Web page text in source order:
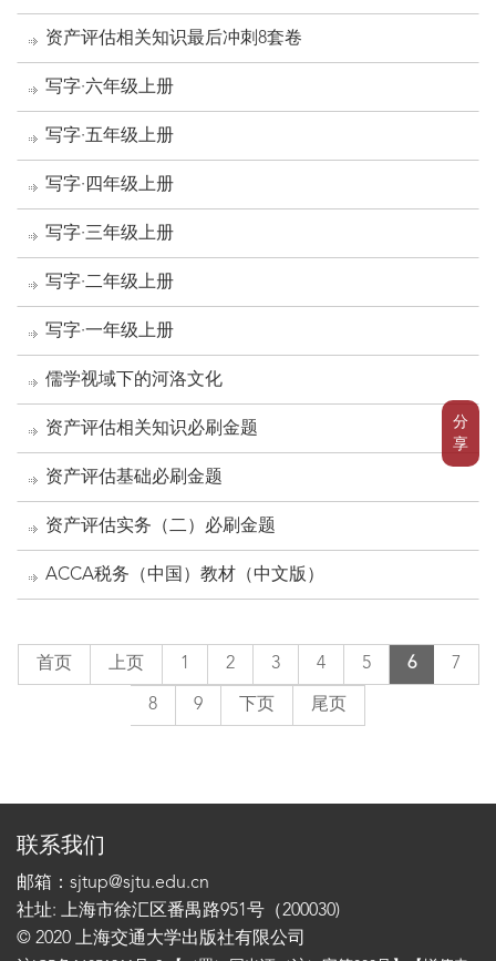
分
享
商业生态系统视域的创新思考
资产评估相关知识最后冲刺8套卷
写字·六年级上册
写字·五年级上册
写字·四年级上册
写字·三年级上册
写字·二年级上册
写字·一年级上册
儒学视域下的河洛文化
资产评估相关知识必刷金题
资产评估基础必刷金题
资产评估实务（二）必刷金题
ACCA税务（中国）教材（中文版）
首页 上页 1 2 3 4 5 6 7
8 9 下页 尾页
联系我们
邮箱：sjtup@sjtu.edu.cn
社址: 上海市徐汇区番禺路951号（200030)
© 2020 上海交通大学出版社有限公司